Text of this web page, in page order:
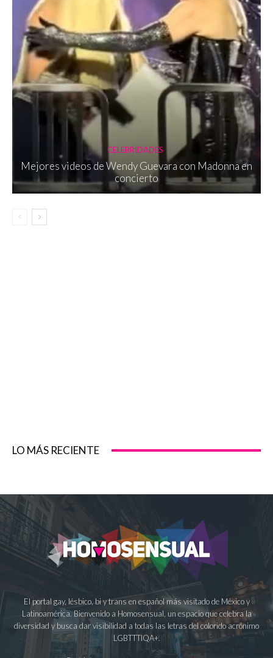
CELEBRIDADES
Mejores videos de Wendy Guevara con Madonna en
concierto
LO MÁS RECIENTE
El portal gay, lésbico, bi y trans en español más visitado de México y
Latinoamérica. Bienvenido a Homosensual, un espacio que celebra la
diversidad y busca dar visibilidad a todas las letras del colorido acrónimo
LGBTTTIQA+.